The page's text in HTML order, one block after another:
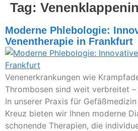
Tag:
Moderne Phlebologie:
Venentherapie in Frankfurt
Venenerkrankungen wie
Thrombosen sind weit verbreitet
In unserer Praxis für
Kreuz bieten wir Ihnen moderne
schonende Therapien, die